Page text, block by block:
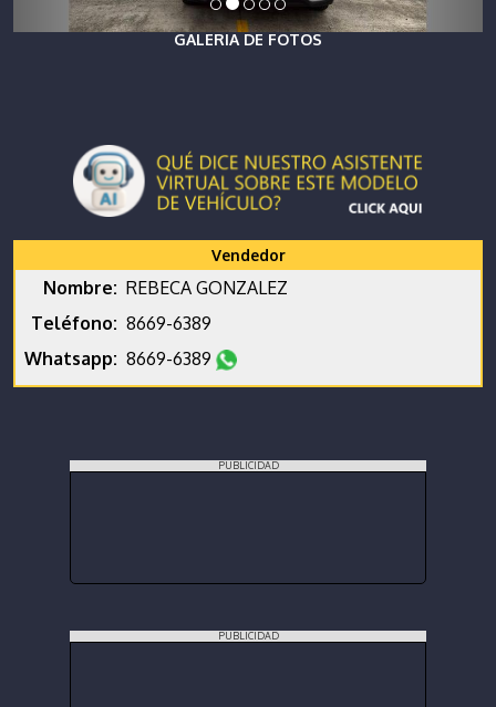
GALERIA DE FOTOS
Vendedor
Nombre: REBECA GONZALEZ
Teléfono: 8669-6389
Whatsapp: 8669-6389
PUBLICIDAD
PUBLICIDAD